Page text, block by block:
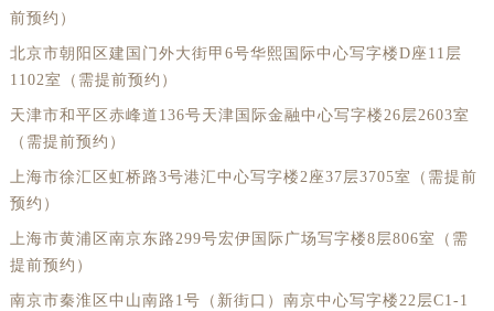
前预约）
北京市朝阳区建国门外大街甲6号华熙国际中心写字楼D座11层
1102室（需提前预约）
天津市和平区赤峰道136号天津国际金融中心写字楼26层2603室
（需提前预约）
上海市徐汇区虹桥路3号港汇中心写字楼2座37层3705室（需提前
预约）
上海市黄浦区南京东路299号宏伊国际广场写字楼8层806室（需
提前预约）
南京市秦淮区中山南路1号（新街口）南京中心写字楼22层C1-1